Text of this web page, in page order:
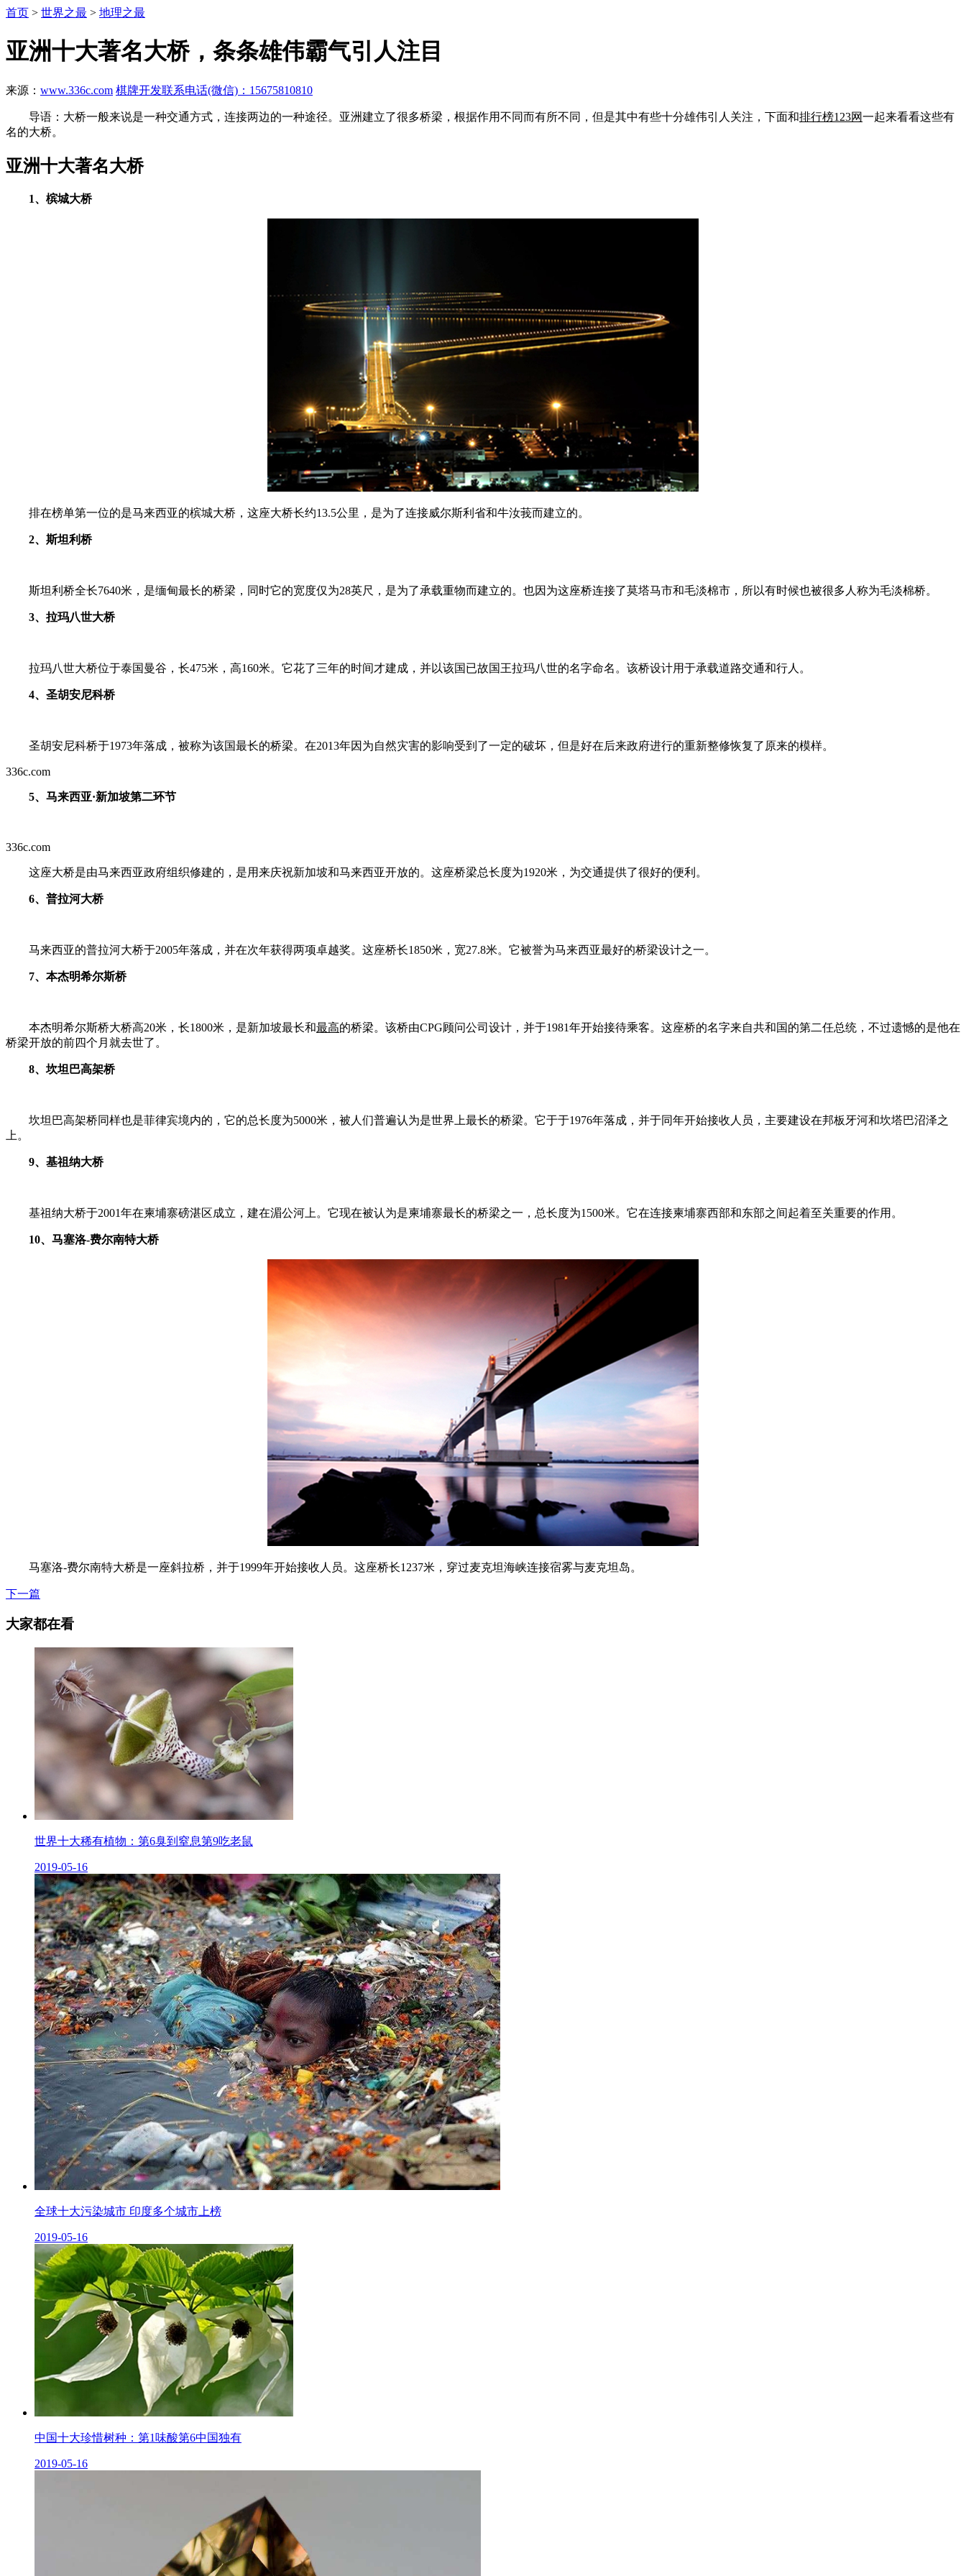
首页 > 世界之最 > 地理之最
亚洲十大著名大桥，条条雄伟霸气引人注目
来源： www.336c.com 棋牌开发联系电话(微信)：15675810810
导语：大桥一般来说是一种交通方式，连接两边的一种途径。亚洲建立了很多桥梁，根据作用不同而有所不同，但是其中有些十分雄伟引人关注，下面和排行榜123网一起来看看这些有
名的大桥。
亚洲十大著名大桥
1、槟城大桥
排在榜单第一位的是马来西亚的槟城大桥，这座大桥长约13.5公里，是为了连接威尔斯利省和牛汝莪而建立的。
2、斯坦利桥
斯坦利桥全长7640米，是缅甸最长的桥梁，同时它的宽度仅为28英尺，是为了承载重物而建立的。也因为这座桥连接了莫塔马市和毛淡棉市，所以有时候也被很多人称为毛淡棉桥。
3、拉玛八世大桥
拉玛八世大桥位于泰国曼谷，长475米，高160米。它花了三年的时间才建成，并以该国已故国王拉玛八世的名字命名。该桥设计用于承载道路交通和行人。
4、圣胡安尼科桥
圣胡安尼科桥于1973年落成，被称为该国最长的桥梁。在2013年因为自然灾害的影响受到了一定的破坏，但是好在后来政府进行的重新整修恢复了原来的模样。
336c.com
5、马来西亚·新加坡第二环节
336c.com
这座大桥是由马来西亚政府组织修建的，是用来庆祝新加坡和马来西亚开放的。这座桥梁总长度为1920米，为交通提供了很好的便利。
6、普拉河大桥
马来西亚的普拉河大桥于2005年落成，并在次年获得两项卓越奖。这座桥长1850米，宽27.8米。它被誉为马来西亚最好的桥梁设计之一。
7、本杰明希尔斯桥
本杰明希尔斯桥大桥高20米，长1800米，是新加坡最长和最高的桥梁。该桥由CPG顾问公司设计，并于1981年开始接待乘客。这座桥的名字来自共和国的第二任总统，不过遗憾的是他在
桥梁开放的前四个月就去世了。
8、坎坦巴高架桥
坎坦巴高架桥同样也是菲律宾境内的，它的总长度为5000米，被人们普遍认为是世界上最长的桥梁。它于于1976年落成，并于同年开始接收人员，主要建设在邦板牙河和坎塔巴沼泽之
上。
9、基祖纳大桥
基祖纳大桥于2001年在柬埔寨磅湛区成立，建在湄公河上。它现在被认为是柬埔寨最长的桥梁之一，总长度为1500米。它在连接柬埔寨西部和东部之间起着至关重要的作用。
10、马塞洛-费尔南特大桥
马塞洛-费尔南特大桥是一座斜拉桥，并于1999年开始接收人员。这座桥长1237米，穿过麦克坦海峡连接宿雾与麦克坦岛。
下一篇
大家都在看
世界十大稀有植物：第6臭到窒息第9吃老鼠
2019-05-16
全球十大污染城市 印度多个城市上榜
2019-05-16
中国十大珍惜树种：第1味酸第6中国独有
2019-05-16